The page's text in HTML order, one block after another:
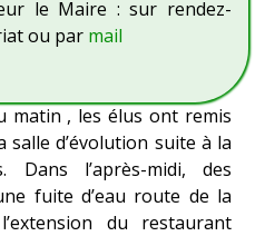
le Maire : sur rendez-
ou par mail
matin , les élus ont remis
salle d’évolution suite à la
Dans l’après-midi, des
fuite d’eau route de la
du restaurant